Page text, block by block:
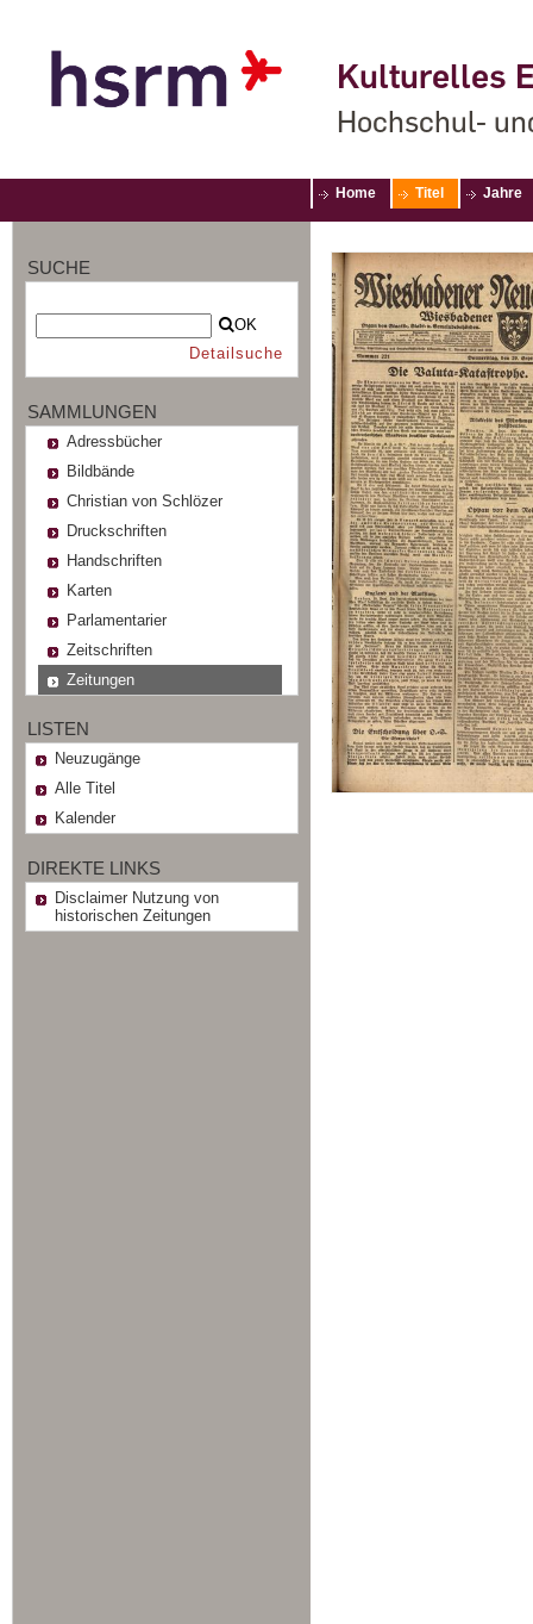
Kulturelles
Hochschul-
Home Titel Jahre
SUCHE
OK
Detailsuche
SAMMLUNGEN
Adressbücher
Bildbände
Christian von Schlözer
Druckschriften
Handschriften
Karten
Parlamentarier
Zeitschriften
Zeitungen
LISTEN
Neuzugänge
Alle Titel
Kalender
DIREKTE LINKS
Disclaimer Nutzung von
historischen Zeitungen